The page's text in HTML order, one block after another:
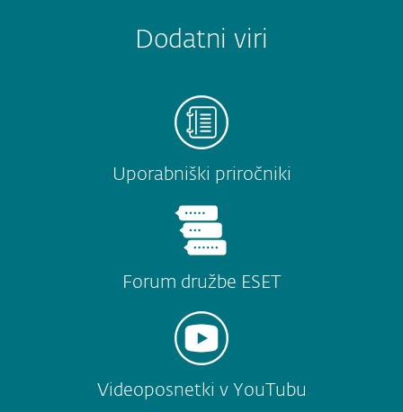
Dodatni viri
Uporabniški priročniki
Forum družbe ESET
Videoposnetki v YouTubu